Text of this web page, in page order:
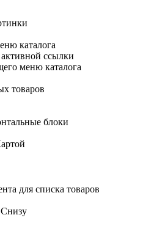
каталога
ссылки
меню каталога
товаров
блоки
для списка товаров
Снизу